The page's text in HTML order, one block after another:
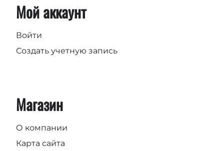
Мой аккаунт
Войти
Создать учетную запись
Магазин
О компании
Карта сайта